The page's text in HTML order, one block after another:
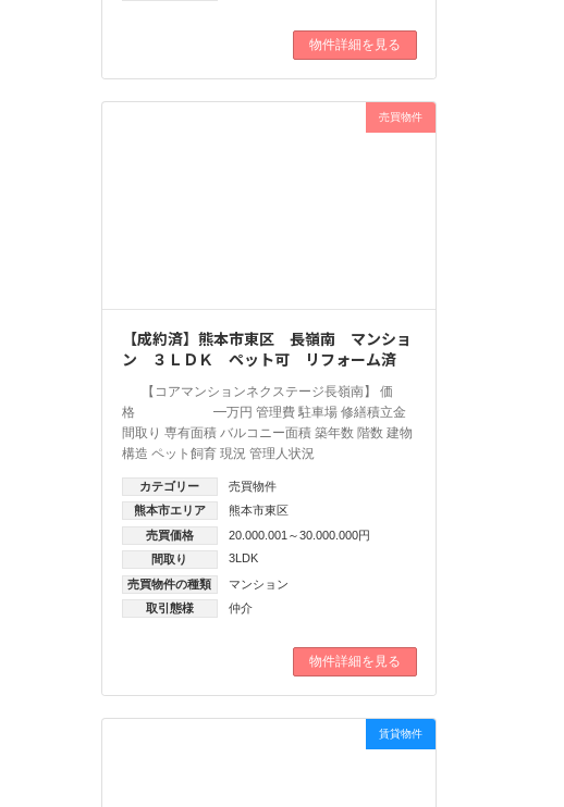
物件詳細を見る
売買物件
【成約済】熊本市東区 長嶺南 マンショ
ン ３ＬＤＫ ペット可 リフォーム済
【コアマンションネクステージ長嶺南】 価
格 ━万円 管理費 駐車場 修繕積立金
間取り 専有面積 バルコニー面積 築年数 階数 建物
構造 ペット飼育 現況 管理人状況
カテゴリー
売買物件
熊本市エリア
熊本市東区
売買価格
20.000.001～30.000.000円
間取り
3LDK
売買物件の種類
マンション
取引態様
仲介
物件詳細を見る
賃貸物件